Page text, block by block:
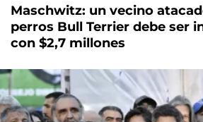
Maschwitz: un vecino
perros Bull Terrier debe ser
con $2,7 millones